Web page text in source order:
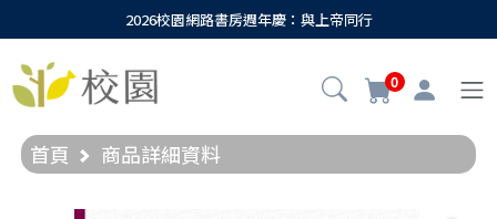
2026校園網路書房週年慶：與上帝同行
0
首頁 商品詳細資料